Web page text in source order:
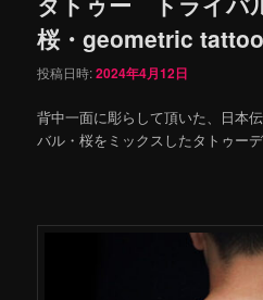
桜・geometric tattoo
投稿日時:2024年4月12日
背中一面に彫らして頂いた、日本
バル・桜をミックスしたタトゥーデ